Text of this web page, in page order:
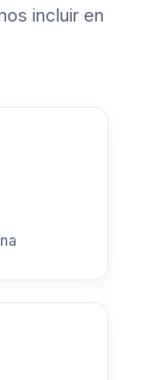
incluir en